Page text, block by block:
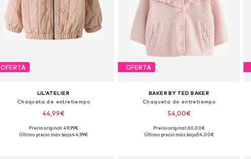
OFERTA
LIL'ATELIER
Chaqueta de entretiempo
44,99€
Tallas disponibles: 56, 62, 68, 74, 80
Precio original: 49,99€
Último precio más bajo:44,99€
OFERTA
BAKER BY TED BAKER
Chaqueta de entretiempo
54,00€
Tallas disponibles: 62, 68, 74, 80, 86, 92
Precio original: 60,00€
Último precio más bajo:54,00€